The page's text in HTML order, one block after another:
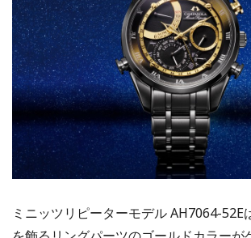
ミニッツリピーターモデル AH7064-52E